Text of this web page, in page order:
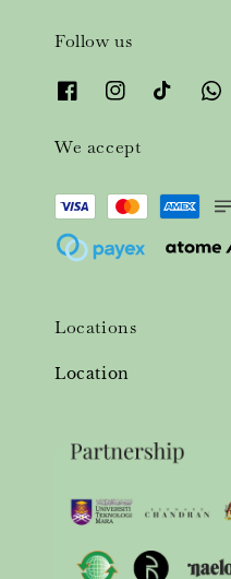
Follow us
We accept
Locations
Location